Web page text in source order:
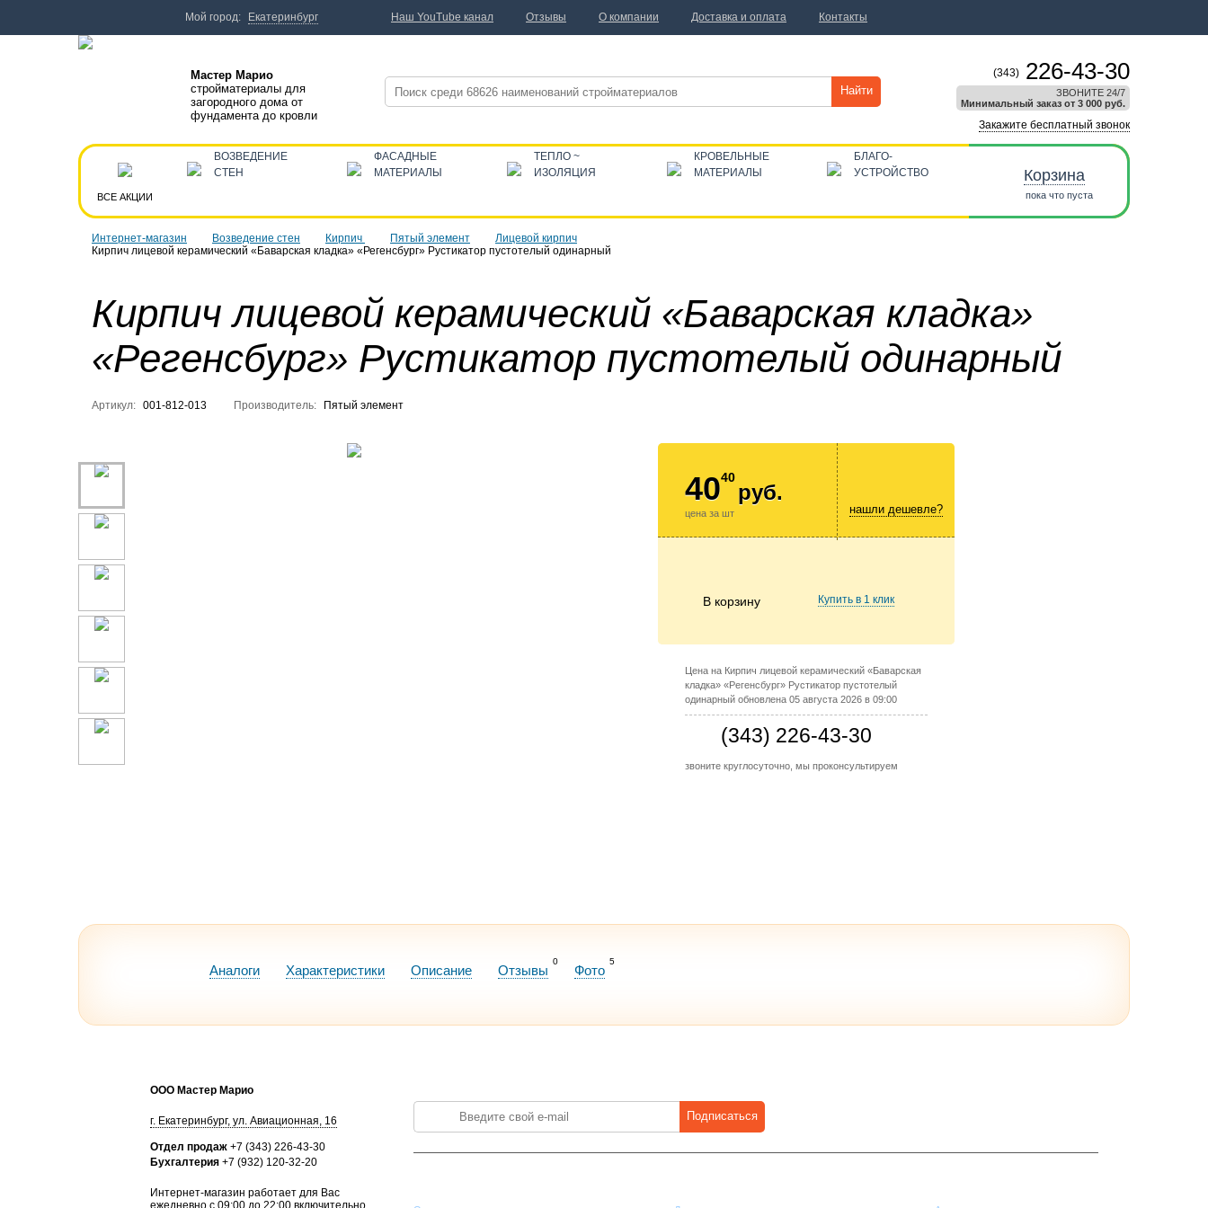
Интернет-магазин Возведение стен Кирпич Пятый элемент
Лицевой кирпич
Кирпич лицевой керамический «Баварская кладка» «Регенсбург» Рустикатор пустотелый одинарный
Кирпич лицевой керамический «Баварская кладка»
«Регенсбург» Рустикатор пустотелый одинарный
Артикул: 001-812-013 Производитель: Пятый элемент
4040
руб.
цена за шт нашли дешевле?
В корзину Купить в 1 клик
Цена на Кирпич лицевой керамический «Баварская
кладка» «Регенсбург» Рустикатор пустотелый
одинарный обновлена 05 августа 2026 в 09:00
(343) 226-43-30
звоните круглосуточно, мы проконсультируем
Аналоги Характеристики Описание Отзывы
0
Фото
5
Мастер Марио
стройматериалы для
загородного дома от
фундамента до кровли
Найти
(343) 226-43-30
ЗВОНИТЕ 24/7
Минимальный заказ от 3 000 руб.
Закажите бесплатный звонок
ВСЕ АКЦИИ
ВОЗВЕДЕНИЕ
СТЕН
ФАСАДНЫЕ
МАТЕРИАЛЫ
ТЕПЛО ~
ИЗОЛЯЦИЯ
КРОВЕЛЬНЫЕ
МАТЕРИАЛЫ
БЛАГО-
УСТРОЙСТВО
Корзина
пока что пуста
ООО Мастер Марио
г. Екатеринбург, ул. Авиационная, 16
Отдел продаж +7 (343) 226-43-30
Бухгалтерия +7 (932) 120-32-20
Интернет-магазин работает для Вас
ежедневно с 09:00 до 22:00 включительно,
Подписаться
Мой город: Екатеринбург Наш YouTube канал Отзывы О компании Доставка и оплата Контакты